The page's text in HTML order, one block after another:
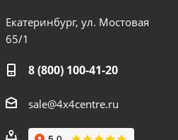
Екатеринбург, ул. Мостовая
65/1
8 (800) 100-41-20
sale@4x4centre.ru